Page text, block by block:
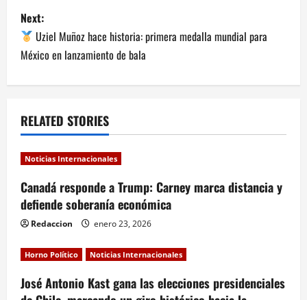
t
n
a
v
i
g
a
t
i
o
Next:
Uziel Muñoz hace historia: primera medalla mundial para
México en lanzamiento de bala
RELATED STORIES
Noticias Internacionales
Canadá responde a Trump: Carney marca distancia y
defiende soberanía económica
Redaccion enero 23, 2026
Horno Político Noticias Internacionales
José Antonio Kast gana las elecciones presidenciales